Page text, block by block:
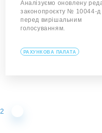
Аналізуємо оновлену
законопроєкту № 10044-д
перед вирішальним
голосуванням.
РАХУНКОВА ПАЛАТА
2